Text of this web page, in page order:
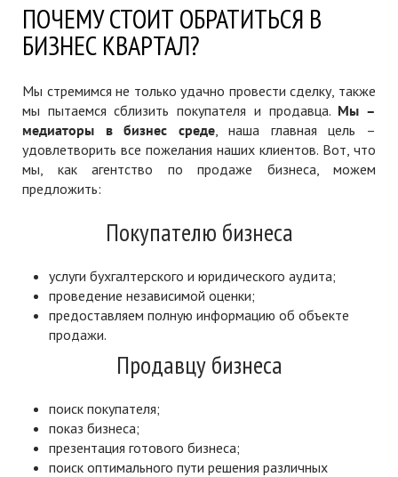
ПОЧЕМУ СТОИТ ОБРАТИТЬСЯ В
БИЗНЕС КВАРТАЛ?
Мы стремимся не только удачно провести сделку, также
мы пытаемся сблизить покупателя и продавца. Мы –
медиаторы в бизнес среде, наша главная цель –
удовлетворить все пожелания наших клиентов. Вот, что
мы, как агентство по продаже бизнеса, можем
предложить:
Покупателю бизнеса
услуги бухгалтерского и юридического аудита;
проведение независимой оценки;
предоставляем полную информацию об объекте
продажи.
Продавцу бизнеса
поиск покупателя;
показ бизнеса;
презентация готового бизнеса;
поиск оптимального пути решения различных